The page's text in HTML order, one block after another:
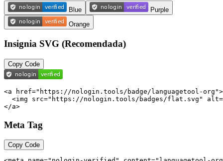
Blue
Purple
Orange
Insignia SVG (Recomendada)
Copy Code
<a href="https://nologin.tools/badge/languagetool-org">
<img src="https://nologin.tools/badges/flat.svg"
</a>
Meta Tag
Copy Code